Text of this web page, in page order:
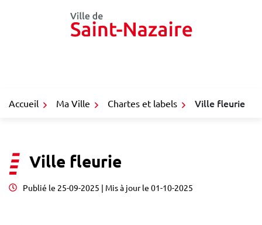
Accueil Ma Ville Chartes et labels Ville fleurie
Ville fleurie
Publié le 25-09-2025 | Mis à jour le 01-10-2025